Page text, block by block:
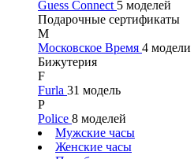
Guess Connect 5 моделей
Подарочные сертификаты
М
Московское Время 4 модели
Бижутерия
F
Furla 31 модель
P
Police 8 моделей
Мужские часы
Женские часы